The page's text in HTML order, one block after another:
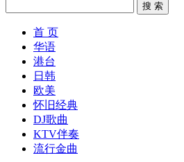
搜 索
首 页
华语
港台
日韩
欧美
怀旧经典
DJ歌曲
KTV伴奏
流行金曲